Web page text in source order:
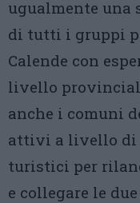
ugualmente una
di tutti i gruppi
Calende con
livello
anche i comuni
attivi a livello di
turistici per
e collegare le